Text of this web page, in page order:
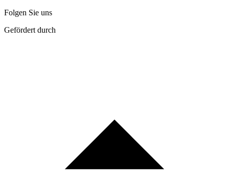
Folgen Sie uns
Gefördert durch